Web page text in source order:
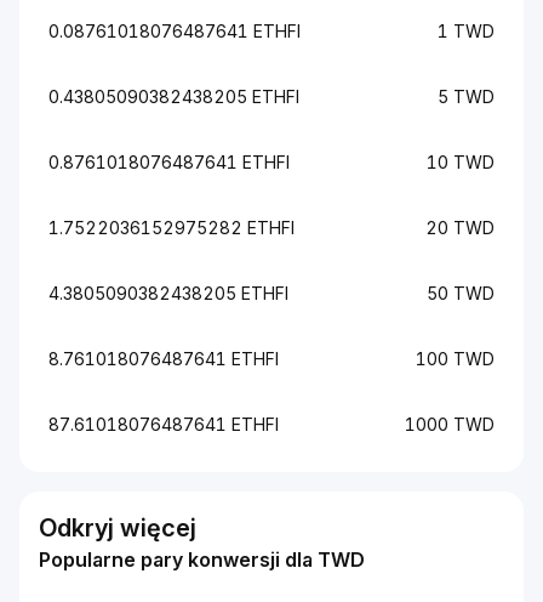
0.08761018076487641 ETHFI 1 TWD
0.43805090382438205 ETHFI 5 TWD
0.8761018076487641 ETHFI 10 TWD
1.7522036152975282 ETHFI 20 TWD
4.3805090382438205 ETHFI 50 TWD
8.761018076487641 ETHFI 100 TWD
87.61018076487641 ETHFI 1000 TWD
Odkryj więcej
Popularne pary konwersji dla TWD